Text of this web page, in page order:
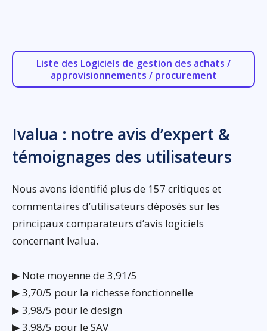
Liste des Logiciels de gestion des achats /
approvisionnements / procurement
Ivalua : notre avis d’expert &
témoignages des utilisateurs
Nous avons identifié plus de 157 critiques et
commentaires d’utilisateurs déposés sur les
principaux comparateurs d’avis logiciels
concernant Ivalua.
▶ Note moyenne de 3,91/5
▶ 3,70/5 pour la richesse fonctionnelle
▶ 3,98/5 pour le design
▶ 3,98/5 pour le SAV